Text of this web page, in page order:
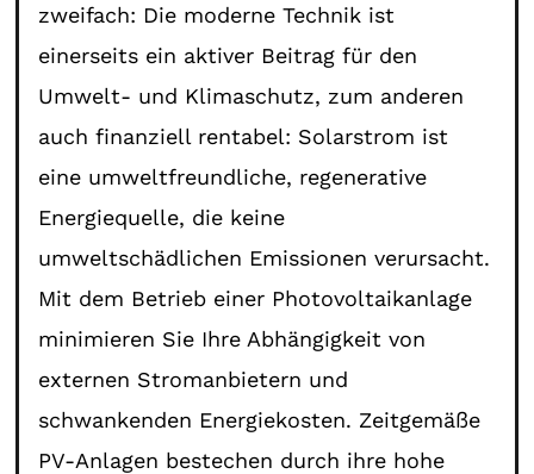
zweifach: Die moderne Technik ist
einerseits ein aktiver Beitrag für den
Umwelt- und Klimaschutz, zum anderen
auch finanziell rentabel: Solarstrom ist
eine umweltfreundliche, regenerative
Energiequelle, die keine
umweltschädlichen Emissionen verursacht.
Mit dem Betrieb einer Photovoltaikanlage
minimieren Sie Ihre Abhängigkeit von
externen Stromanbietern und
schwankenden Energiekosten. Zeitgemäße
PV-Anlagen bestechen durch ihre hohe